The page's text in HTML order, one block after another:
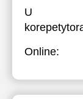
U
Online: